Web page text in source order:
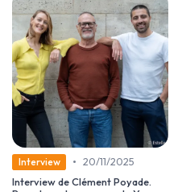
Interview • 20/11/2025
Interview de Clément Poyade.